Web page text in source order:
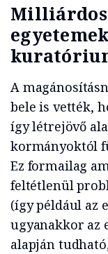
A
bele is vették,
így létrejövő
kormányoktól
Ez formailag
feltétlenül
(így például az
ugyanakkor az
alapján